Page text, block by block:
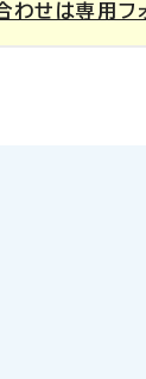
せは専用フ